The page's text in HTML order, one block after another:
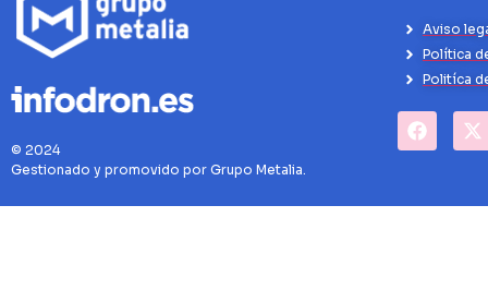
© 2024
Gestionado y promovido por Grupo Metalia.
Aviso
Política
Politíca